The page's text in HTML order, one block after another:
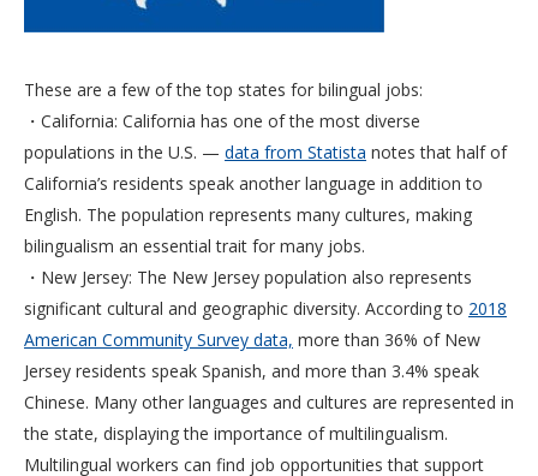
These are a few of the top states for bilingual jobs:
・California: California has one of the most diverse
populations in the U.S. — data from Statista notes that half of
California’s residents speak another language in addition to
English. The population represents many cultures, making
bilingualism an essential trait for many jobs.
・New Jersey: The New Jersey population also represents
significant cultural and geographic diversity. According to 2018
American Community Survey data, more than 36% of New
Jersey residents speak Spanish, and more than 3.4% speak
Chinese. Many other languages and cultures are represented in
the state, displaying the importance of multilingualism.
Multilingual workers can find job opportunities that support